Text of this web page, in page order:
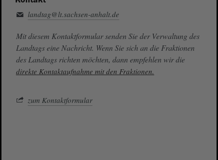
landtag@lt.sachsen-anhalt.de
Mit diesem Kontaktformular senden Sie der Verwaltung des
Landtags eine Nachricht. Wenn Sie sich an die Fraktionen
des Landtags richten möchten, dann empfehlen wir die
direkte Kontaktaufnahme mit den Fraktionen.
zum Kontaktformular